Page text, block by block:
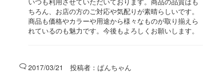
ちろん、お店の方のご対応や気配りが素晴らしいです。
商品も価格やカラーや用途から様々なものが取り揃えら
れているのも魅力です。今後もよろしくお願いします。
2017/03/21 投稿者：ぱんちゃん